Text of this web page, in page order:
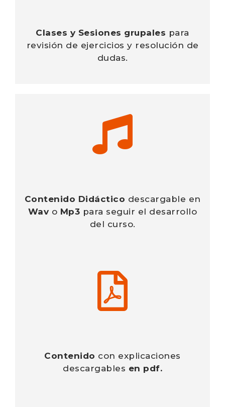
Clases y Sesiones grupales para
revisión de ejercicios y resolución de
dudas.
Contenido Didáctico descargable en
Wav o Mp3 para seguir el desarrollo
del curso.
Contenido con explicaciones
descargables en pdf.